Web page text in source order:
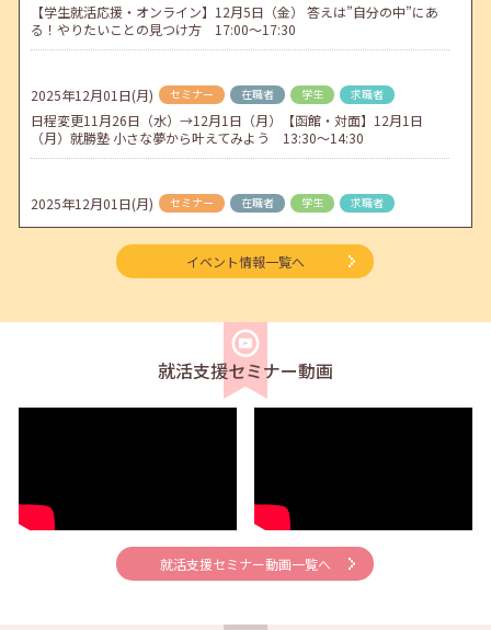
2026年04月02日(木) jobcafeからのお知らせ
ゴールデンウィーク期間中のご利用について
【学生就活応援・オンライン】12月5日（金） 答えは”自分の中”にあ
る！やりたいことの見つけ方 17:00～17:30
2025年12月01日(月) セミナー 在職者 学生 求職者
日程変更11月26日（水）→12月1日（月）【函館・対面】12月1日
（月）就勝塾 小さな夢から叶えてみよう 13:30～14:30
2025年12月01日(月) セミナー 在職者 学生 求職者
【帯広・対面】12月5日（金）就勝塾 面接に向けての準備と心構え
【函館・対面】12月10日（水）就勝塾 落ち込んだ気分をコントロール
2025年12月01日(月) セミナー 在職者 学生 求職者
【釧路・対面】12月11日（木）就勝塾 お仕事の探し方 13:30~14:30
イベント情報一覧へ
就活支援セミナー動画
就活支援セミナー動画一覧へ